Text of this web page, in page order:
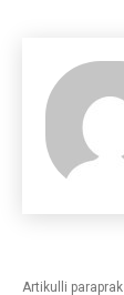
Artikulli paraprak